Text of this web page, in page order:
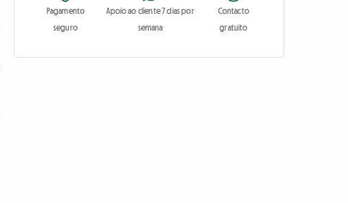
Pagamento
seguro
Apoio ao cliente 7 dias por
semana
Contacto
gratuito